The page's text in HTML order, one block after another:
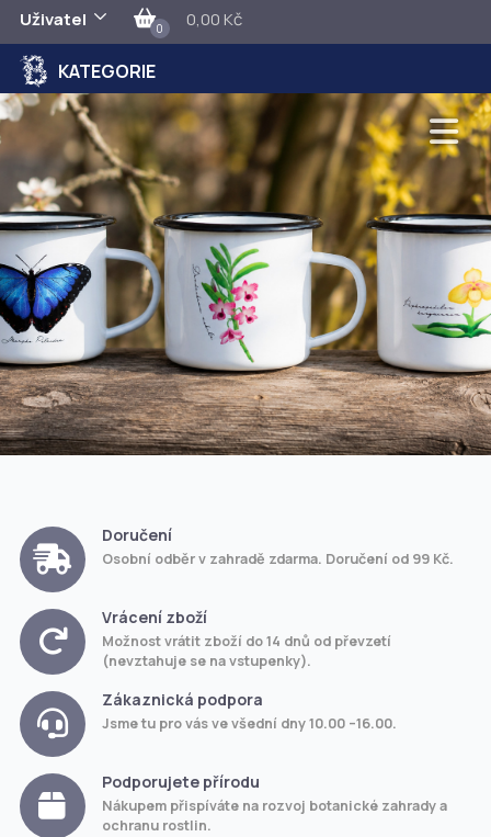
Uživatel 0 0,00 Kč
KATEGORIE
Doručení
Osobní odběr v zahradě zdarma. Doručení od 99 Kč.
Vrácení zboží
Možnost vrátit zboží do 14 dnů od převzetí
(nevztahuje se na vstupenky).
Zákaznická podpora
Jsme tu pro vás ve všední dny 10.00 –16.00.
Podporujete přírodu
Nákupem přispíváte na rozvoj botanické zahrady a
ochranu rostlin.